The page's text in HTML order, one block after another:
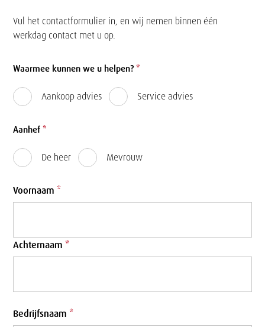
Vul het contactformulier in, en wij nemen binnen één
werkdag contact met u op.
Formulier
Waarmee kunnen we u helpen?*
Aankoop advies Service advies
Aanhef*
De heer Mevrouw
Voornaam *
Achternaam *
Bedrijfsnaam *